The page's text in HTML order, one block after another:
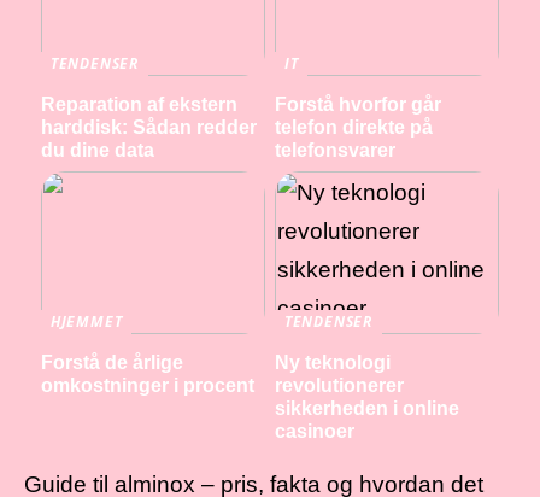
TENDENSER
Reparation af ekstern
harddisk: Sådan redder
du dine data
IT
Forstå hvorfor går
telefon direkte på
telefonsvarer
HJEMMET
Forstå de årlige
omkostninger i procent
TENDENSER
Ny teknologi
revolutionerer
sikkerheden i online
casinoer
Guide til alminox – pris, fakta og hvordan det